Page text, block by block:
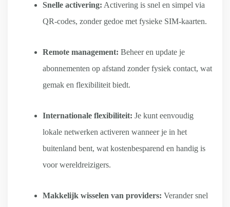
Snelle activering: Activering is snel en simpel via
QR-codes, zonder gedoe met fysieke SIM-kaarten.
Remote management: Beheer en update je
abonnementen op afstand zonder fysiek contact, wat
gemak en flexibiliteit biedt.
Internationale flexibiliteit: Je kunt eenvoudig
lokale netwerken activeren wanneer je in het
buitenland bent, wat kostenbesparend en handig is
voor wereldreizigers.
Makkelijk wisselen van providers: Verander snel